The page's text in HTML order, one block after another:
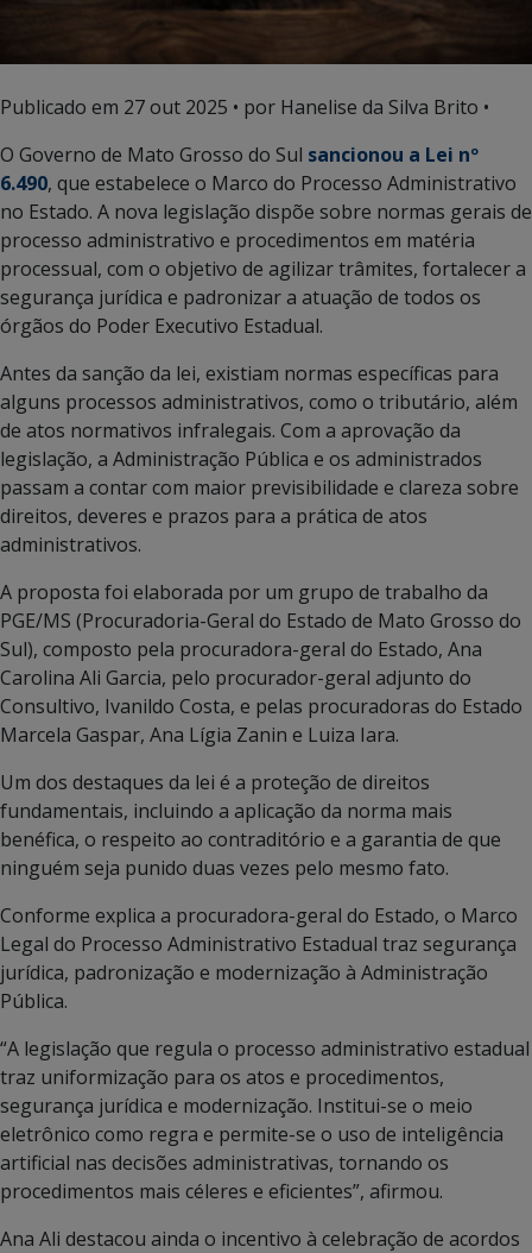
Publicado em 27 out 2025 • por Hanelise da Silva Brito •
O Governo de Mato Grosso do Sul sancionou a Lei nº
6.490, que estabelece o Marco do Processo Administrativo
no Estado. A nova legislação dispõe sobre normas gerais de
processo administrativo e procedimentos em matéria
processual, com o objetivo de agilizar trâmites, fortalecer a
segurança jurídica e padronizar a atuação de todos os
órgãos do Poder Executivo Estadual.
Antes da sanção da lei, existiam normas específicas para
alguns processos administrativos, como o tributário, além
de atos normativos infralegais. Com a aprovação da
legislação, a Administração Pública e os administrados
passam a contar com maior previsibilidade e clareza sobre
direitos, deveres e prazos para a prática de atos
administrativos.
A proposta foi elaborada por um grupo de trabalho da
PGE/MS (Procuradoria-Geral do Estado de Mato Grosso do
Sul), composto pela procuradora-geral do Estado, Ana
Carolina Ali Garcia, pelo procurador-geral adjunto do
Consultivo, Ivanildo Costa, e pelas procuradoras do Estado
Marcela Gaspar, Ana Lígia Zanin e Luiza Iara.
Um dos destaques da lei é a proteção de direitos
fundamentais, incluindo a aplicação da norma mais
benéfica, o respeito ao contraditório e a garantia de que
ninguém seja punido duas vezes pelo mesmo fato.
Conforme explica a procuradora-geral do Estado, o Marco
Legal do Processo Administrativo Estadual traz segurança
jurídica, padronização e modernização à Administração
Pública.
“A legislação que regula o processo administrativo estadual
traz uniformização para os atos e procedimentos,
segurança jurídica e modernização. Institui-se o meio
eletrônico como regra e permite-se o uso de inteligência
artificial nas decisões administrativas, tornando os
procedimentos mais céleres e eficientes”, afirmou.
Ana Ali destacou ainda o incentivo à celebração de acordos